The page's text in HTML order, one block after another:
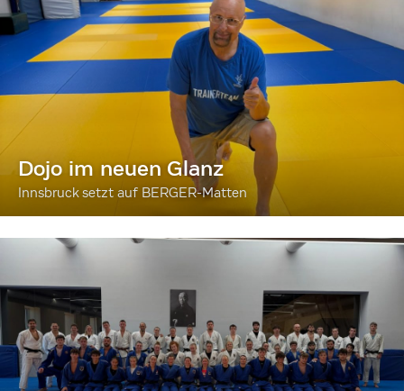
Dojo im neuen Glanz
Innsbruck setzt auf BERGER-Matten